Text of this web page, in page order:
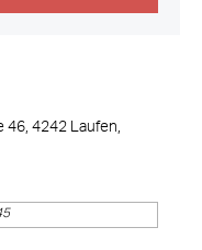
46, 4242 Laufen,